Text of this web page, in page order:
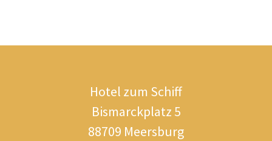
Hotel zum Schiff
Bismarckplatz 5
88709 Meersburg